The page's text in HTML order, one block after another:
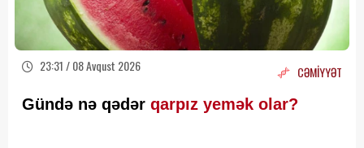
23:31 / 08 Avqust 2026 CƏMİYYƏT
Gündə nə qədər qarpız yemək olar?